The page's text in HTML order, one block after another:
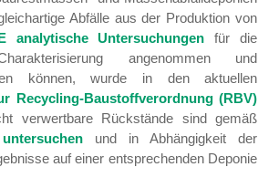
Abfälle aus der Produktion von
analytische Untersuchungen für die
angenommen und
können, wurde in den aktuellen
Recycling-Baustoffverordnung (RBV)
verwertbare Rückstände sind gemäß
und in Abhängigkeit der
auf einer entsprechenden Deponie